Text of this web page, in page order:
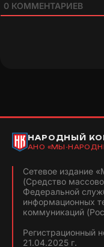
0 КОММЕНТАРИЕВ
НАРОДНЫЙ
АНО «МЫ-
Сетевое издание
(Средство
Федеральной
информационных
коммуникаций
21.04.2025 г.